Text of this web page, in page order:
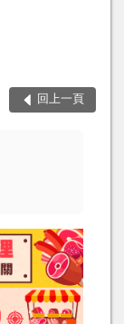
回上一頁